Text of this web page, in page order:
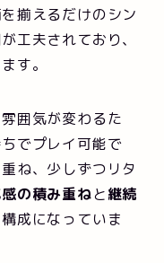
揃えるだけのシン
工夫されており、
す。
囲気が変わるた
でプレイ可能で
ね、少しずつリタ
の積み重ねと継続
成になっていま